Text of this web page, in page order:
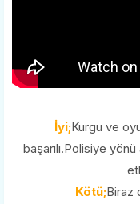
İyi;Kurgu ve
başarılı.Polisiye
Kötü;Biraz